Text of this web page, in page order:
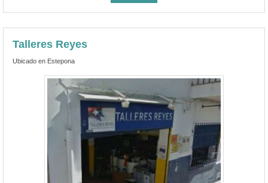
Talleres Reyes
Ubicado en Estepona